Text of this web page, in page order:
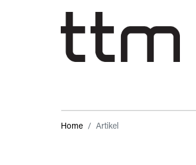
Home Artikel